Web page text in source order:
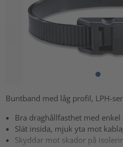
Buntband med låg profil, LPH-
Bra draghållfasthet med
Slät insida, mjuk yta mot
Skyddar mot skador på